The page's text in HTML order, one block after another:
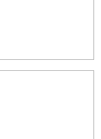
宗教學者以及
定基督教派或
聖經》這兩個範